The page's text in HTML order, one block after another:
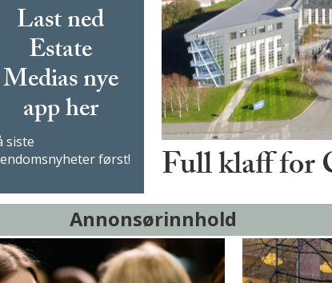
Last ned
Estate
Medias nye
app her
siste
først!
Full klaff for
Annonsørinnhold